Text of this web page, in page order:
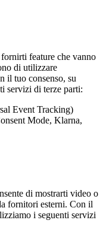
feature che vanno
di utilizzare
il tuo consenso, su
servizi di terze parti:
Event Tracking)
Mode, Klarna,
di mostrarti video o
fornitori esterni. Con il
i seguenti servizi